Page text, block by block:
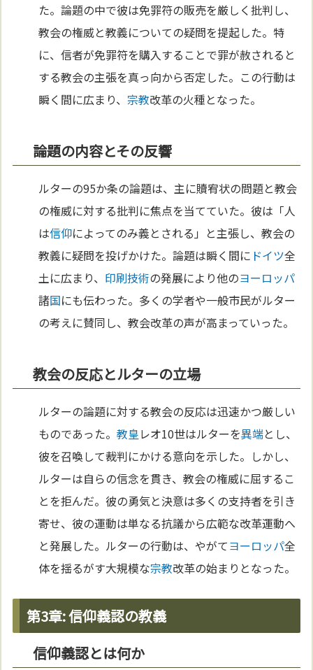
た。論題の中で彼は免罪符の販売を厳しく批判し、
教会の権威と教義についての疑問を提起した。特
に、信者が免罪符を購入することで罪が赦されると
する教会の主張を真っ向から否定した。この行動は
瞬く間に広まり、 宗教改革の火種となった。
論題の内容とその反響
ルターの95か条の論題は、主に贖宥状の問題と教会
の権威に対する批判に焦点を当てていた。彼は「人
は信仰によってのみ義とされる」と主張し、教会の
教義に疑問を投げかけた。論題は瞬く間に ドイツ全
土に広まり、 印刷技術の発展により他のヨーロッパ
諸国にも伝わった。多くの学者や一般市民がルター
の考えに賛同し、教会改革の声が高まっていった。
教会の反応とルターの立場
ルターの論題に対する教会の反応は迅速かつ厳しい
ものであった。教皇レオ10世はルターを異端とし、
彼を召喚して裁判にかける意向を示した。しかし、
ルターは自らの信念を貫き、教会の権威に屈するこ
とを拒んだ。彼の勇気と決意は多くの支持者を引き
寄せ、彼の運動は単なる抗議から広範な改革運動へ
と発展した。ルターの行動は、やがてヨーロッパ全
体を揺るがす大規模な宗教改革の始まりとなった。
第3章: 信仰義認の教義
信仰義認とは何か